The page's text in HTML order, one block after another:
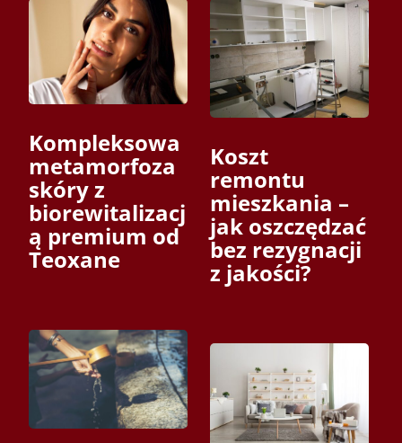
Kompleksowa
metamorfoza
skóry z
biorewitalizacj
ą premium od
Teoxane
Koszt
remontu
mieszkania –
jak oszczędzać
bez rezygnacji
z jakości?